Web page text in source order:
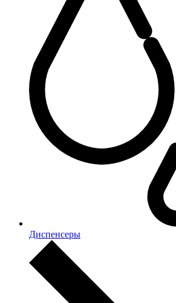
Диспенсеры